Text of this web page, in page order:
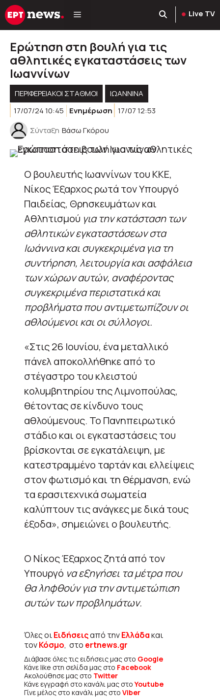
Μετάβαση
σε
Live TV
Ερώτηση στη βουλή για τις
αθλητικές εγκαταστάσεις των
Ιωαννίνων
ΠΕΡΙΦΕΡΕΙΑΚΟΊ ΣΤΑΘΜΟΊ
ΙΩΑΝΝΙΝΑ
17/07/24 10:45
Ενημέρωση 17/07 12:53
Σύνταξη Βάσω Γκόρου
Ο βουλευτής Ιωαννίνων του ΚΚΕ,
Νίκος Έξαρχος ρωτά τον Υπουργό
Παιδείας, Θρησκευμάτων και
Αθλητισμού για την κατάσταση των
αθλητικών εγκαταστάσεων στα
Ιωάννινα και συγκεκριμένα για τη
συντήρηση, λειτουργία και ασφάλεια
των χώρων αυτών, αναφέροντας
συγκεκριμένα περιστατικά και
προβλήματα που αντιμετωπίζουν οι
αθλούμενοι και οι σύλλογοι.
«Στις 26 Ιουνίου, ένα μεταλλικό
πάνελ αποκολλήθηκε από το
στέγαστρο του κλειστού
κολυμβητηρίου της Λιμνοπούλας,
θέτοντας σε κίνδυνο τους
αθλούμενους. Το Πανηπειρωτικό
στάδιο και οι εγκαταστάσεις του
βρίσκονται σε εγκατάλειψη, με
κατεστραμμένο ταρτάν και ελλείψεις
στον φωτισμό και τη θέρμανση, ενώ
τα ερασιτεχνικά σωματεία
καλύπτουν τις ανάγκες με δικά τους
έξοδα», σημειώνει ο βουλευτής.
Ο Νίκος Έξαρχος ζητά από τον
Υπουργό να εξηγήσει τα μέτρα που
θα ληφθούν για την αντιμετώπιση
αυτών των προβλημάτων.
Όλες οιΕιδήσειςαπό τηνΕλλάδακαι
τονΚόσμο, στο ertnews.gr
Διάβασε όλες τις ειδήσεις μας στο Google
Κάνε like στη σελίδα μας στο Facebook
Ακολούθησε μας στο Twitter
Κάνε εγγραφή στο κανάλι μας στοYoutube
Γίνε μέλος στο κανάλι μας στο Viber